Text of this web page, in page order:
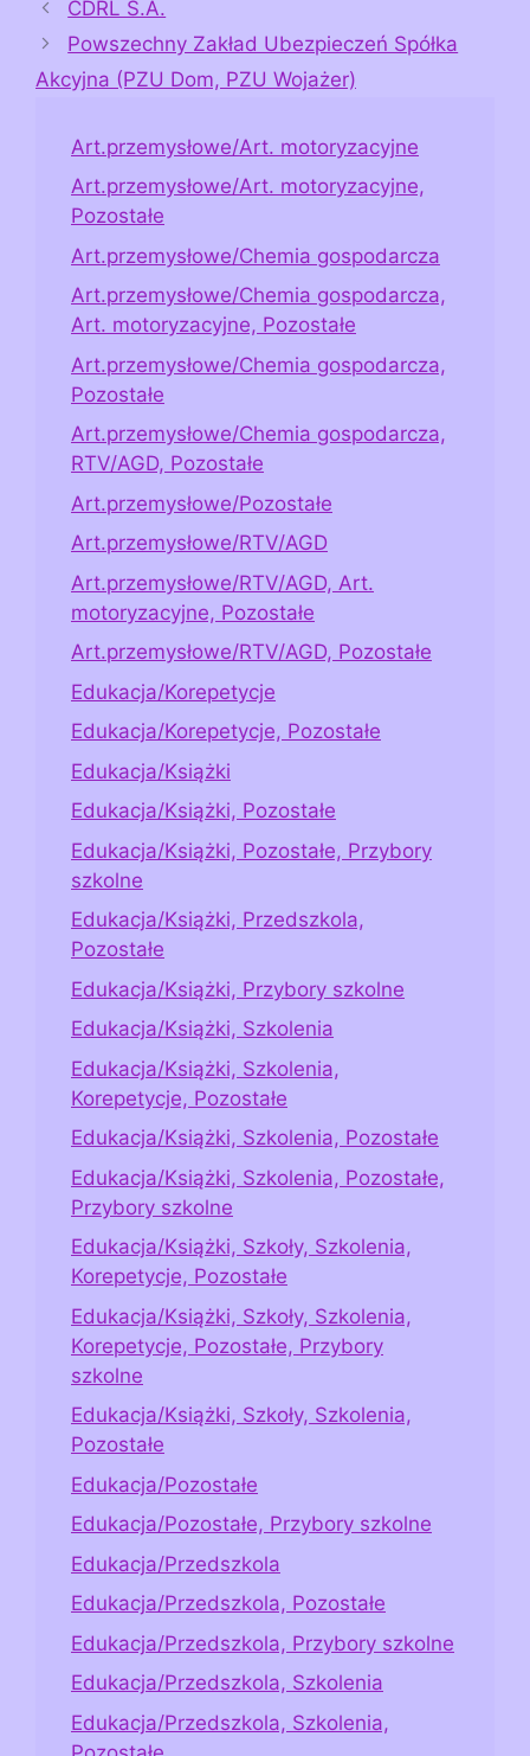
CDRL S.A.
Powszechny Zakład Ubezpieczeń Spółka
Akcyjna (PZU Dom, PZU Wojażer)
Art.przemysłowe/Art. motoryzacyjne
Art.przemysłowe/Art. motoryzacyjne,
Pozostałe
Art.przemysłowe/Chemia gospodarcza
Art.przemysłowe/Chemia gospodarcza,
Art. motoryzacyjne, Pozostałe
Art.przemysłowe/Chemia gospodarcza,
Pozostałe
Art.przemysłowe/Chemia gospodarcza,
RTV/AGD, Pozostałe
Art.przemysłowe/Pozostałe
Art.przemysłowe/RTV/AGD
Art.przemysłowe/RTV/AGD, Art.
motoryzacyjne, Pozostałe
Art.przemysłowe/RTV/AGD, Pozostałe
Edukacja/Korepetycje
Edukacja/Korepetycje, Pozostałe
Edukacja/Książki
Edukacja/Książki, Pozostałe
Edukacja/Książki, Pozostałe, Przybory
szkolne
Edukacja/Książki, Przedszkola,
Pozostałe
Edukacja/Książki, Przybory szkolne
Edukacja/Książki, Szkolenia
Edukacja/Książki, Szkolenia,
Korepetycje, Pozostałe
Edukacja/Książki, Szkolenia, Pozostałe
Edukacja/Książki, Szkolenia, Pozostałe,
Przybory szkolne
Edukacja/Książki, Szkoły, Szkolenia,
Korepetycje, Pozostałe
Edukacja/Książki, Szkoły, Szkolenia,
Korepetycje, Pozostałe, Przybory
szkolne
Edukacja/Książki, Szkoły, Szkolenia,
Pozostałe
Edukacja/Pozostałe
Edukacja/Pozostałe, Przybory szkolne
Edukacja/Przedszkola
Edukacja/Przedszkola, Pozostałe
Edukacja/Przedszkola, Przybory szkolne
Edukacja/Przedszkola, Szkolenia
Edukacja/Przedszkola, Szkolenia,